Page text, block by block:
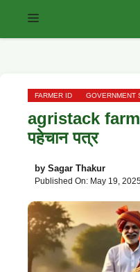
Menu
FARMER ID GOVERNMENT
agristack
पहेचान पत्र
by Sagar Thakur
Published On: May 19,